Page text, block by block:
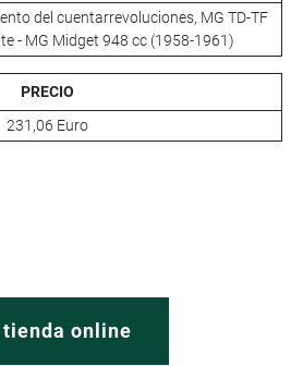
del cuentarrevoluciones, MG TD-TF
- MG Midget 948 cc (1958-1961)
PRECIO
231,06 Euro
online